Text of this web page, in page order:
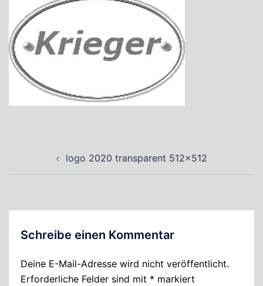
logo 2020 transparent 512×512
Schreibe einen Kommentar
Deine E-Mail-Adresse wird nicht veröffentlicht.
Erforderliche Felder sind mit * markiert